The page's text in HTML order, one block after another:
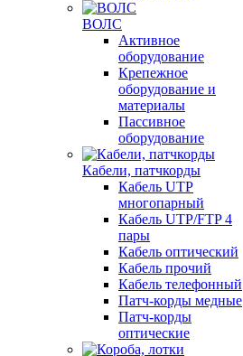
ВОЛС
Активное
оборудование
Крепежное
оборудование и
материалы
Пассивное
оборудование
Кабели, патчкорды
Кабель UTP
многопарный
Кабель UTP/FTP 4
пары
Кабель оптический
Кабель прочий
Кабель телефонный
Патч-корды медные
Патч-корды
оптические